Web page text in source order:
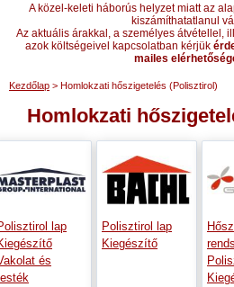
A közel-keleti háborús helyzet miatt az
kiszámíthatatlanul
Az aktuális árakkal, a személyes átvétellel,
azok költségeivel kapcsolatban kérjük
mailes
Kezdőlap > Homlokzati hőszigetelés (Polisztirol)
Homlokzati
lap
és
Polisztirol lap
Kiegészítő